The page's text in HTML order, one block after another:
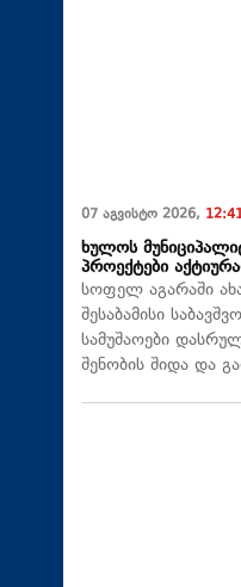
07 აგვისტო 2026,
ხულოს
პროექტები
სოფელ აგარაში
შესაბამისი
სამუშაოები
შენობის შიდა და